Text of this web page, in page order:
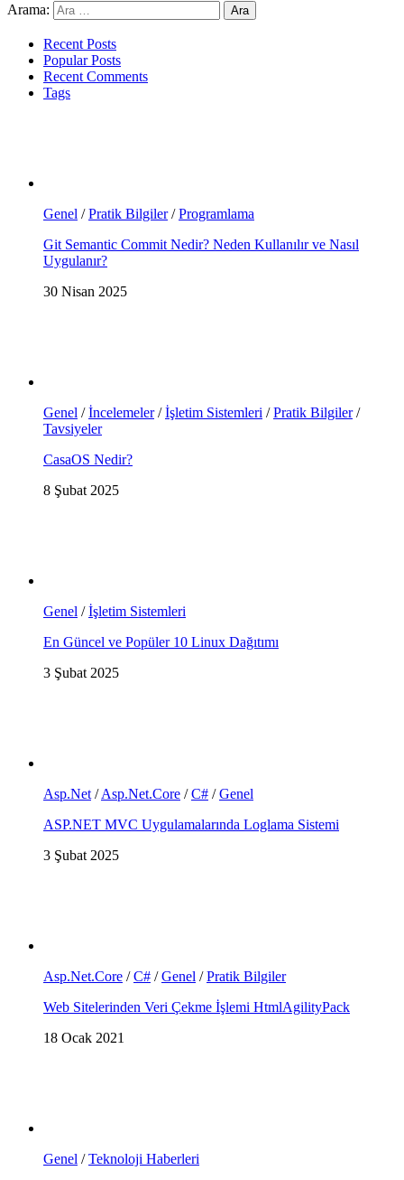
Arama:
Recent Posts
Popular Posts
Recent Comments
Tags
Genel /Pratik Bilgiler/Programlama
Git Semantic Commit Nedir? Neden Kullanılır ve Nasıl
Uygulanır?
30 Nisan 2025
Genel /İncelemeler/İşletim Sistemleri /Pratik Bilgiler/
Tavsiyeler
CasaOS Nedir?
8 Şubat 2025
Genel /İşletim Sistemleri
En Güncel ve Popüler 10 Linux Dağıtımı
3 Şubat 2025
Asp.Net /Asp.Net.Core /C# /Genel
ASP.NET MVC Uygulamalarında Loglama Sistemi
3 Şubat 2025
Asp.Net.Core /C# /Genel /Pratik Bilgiler
Web Sitelerinden Veri Çekme İşlemi HtmlAgilityPack
18 Ocak 2021
Genel /Teknoloji Haberleri